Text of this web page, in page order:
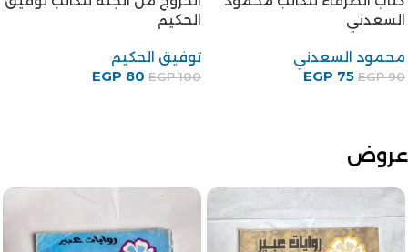
السعدني
محمود السعدني
EGP90
EGP 75
الحكيم
توفيق الحكيم
EGP100
EGP 80
عروض